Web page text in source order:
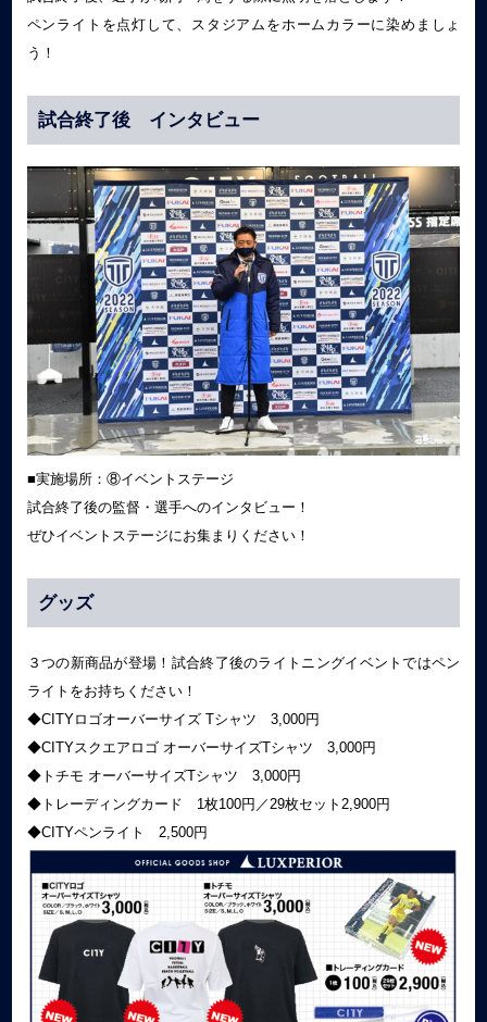
ペンライトを点灯して、スタジアムをホームカラーに染めましょ
う！
試合終了後 インタビュー
■実施場所：⑧イベントステージ
試合終了後の監督・選手へのインタビュー！
ぜひイベントステージにお集まりください！
グッズ
３つの新商品が登場！試合終了後のライトニングイベントではペン
ライトをお持ちください！
◆CITYロゴオーバーサイズ Tシャツ 3,000円
◆CITYスクエアロゴ オーバーサイズTシャツ 3,000円
◆トチモ オーバーサイズTシャツ 3,000円
◆トレーディングカード 1枚100円／29枚セット2,900円
◆CITYペンライト 2,500円